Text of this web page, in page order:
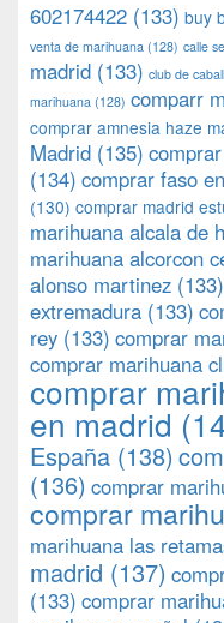
602174422 (133) buy
venta de marihuana (128) calle
madrid (133) club de
marihuana (128) comparr
comprar amnesia haze
Madrid (135)
(134) comprar faso
(130) comprar madrid
marihuana alcala de
marihuana alcorcon
alonso martinez (133)
extremadura (133)
rey (133) comprar
comprar marihuana
comprar
en madrid
España (138)
(136) comprar
comprar
marihuana las
madrid (137)
(133) comprar